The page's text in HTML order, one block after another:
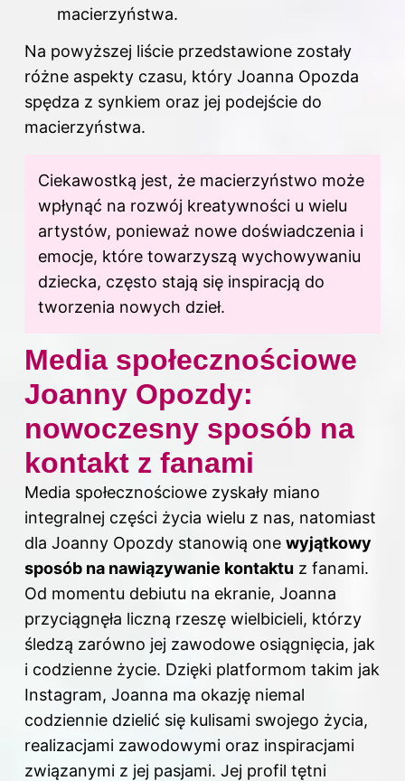
macierzyństwa.
Na powyższej liście przedstawione zostały
różne aspekty czasu, który Joanna Opozda
spędza z synkiem oraz jej podejście do
macierzyństwa.
Ciekawostką jest, że macierzyństwo może
wpłynąć na rozwój kreatywności u wielu
artystów, ponieważ nowe doświadczenia i
emocje, które towarzyszą wychowywaniu
dziecka, często stają się inspiracją do
tworzenia nowych dzieł.
Media społecznościowe
Joanny Opozdy:
nowoczesny sposób na
kontakt z fanami
Media społecznościowe zyskały miano
integralnej części życia wielu z nas, natomiast
dla Joanny Opozdy stanowią one wyjątkowy
sposób na nawiązywanie kontaktu z fanami.
Od momentu debiutu na ekranie, Joanna
przyciągnęła liczną rzeszę wielbicieli, którzy
śledzą zarówno jej zawodowe osiągnięcia, jak
i codzienne życie. Dzięki platformom takim jak
Instagram, Joanna ma okazję niemal
codziennie dzielić się kulisami swojego życia,
realizacjami zawodowymi oraz inspiracjami
związanymi z jej pasjami. Jej profil tętni